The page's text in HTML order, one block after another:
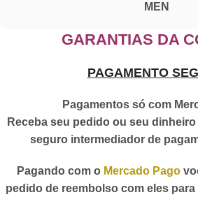
MEN
GARANTIAS DA
PAGAMENTO
Pagamentos só com
Receba seu pedido ou seu
seguro intermediador de
Pagando com o Mercado Pago
pedido de reembolso com eles